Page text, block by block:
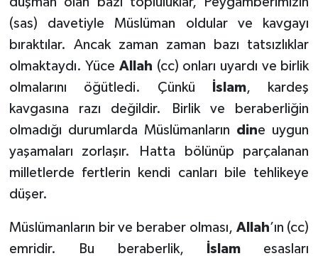
(sas) davetiyle Müslüman oldular ve kavgayı
bıraktılar. Ancak zaman zaman bazı tatsızlıklar
olmaktaydı. YüceAllah (cc) onları uyardı ve birlik
olmalarını öğütledi. Çünkü
İslam, kardeş
kavgasına razı değildir. Birlik ve beraberliğin
olmadığı durumlarda Müslümanların dine uygun
yaşamaları zorlaşır. Hatta bölünüp parçalanan
milletlerde fertlerin kendi canları bile tehlikeye
düşer.
Müslümanların bir ve beraber olması, Allah’ın (cc)
emridir. Bu beraberlik,
İslamesasları
Bitlis Müftülüğü
Bolu Müftülüğü
Burdur Müftülüğü
Çanakkale Müftülüğü
Çorum Müftülüğü
Makaleler
Ekonomi
Podcast
Biyografiler